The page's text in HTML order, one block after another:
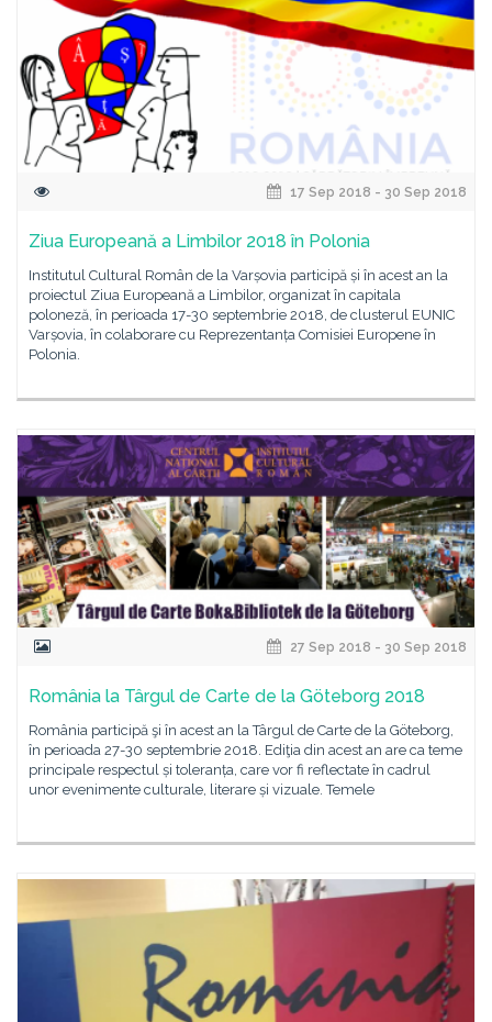
17 Sep 2018 - 30 Sep 2018
Ziua Europeană a Limbilor 2018 în Polonia
Institutul Cultural Român de la Varșovia participă și în acest an la
proiectul Ziua Europeană a Limbilor, organizat în capitala
poloneză, în perioada 17-30 septembrie 2018, de clusterul EUNIC
Varșovia, în colaborare cu Reprezentanța Comisiei Europene în
Polonia.
27 Sep 2018 - 30 Sep 2018
România la Târgul de Carte de la Göteborg 2018
România participă şi în acest an la Târgul de Carte de la Göteborg,
în perioada 27-30 septembrie 2018. Ediţia din acest an are ca teme
principale respectul și toleranța, care vor fi reflectate în cadrul
unor evenimente culturale, literare și vizuale. Temele